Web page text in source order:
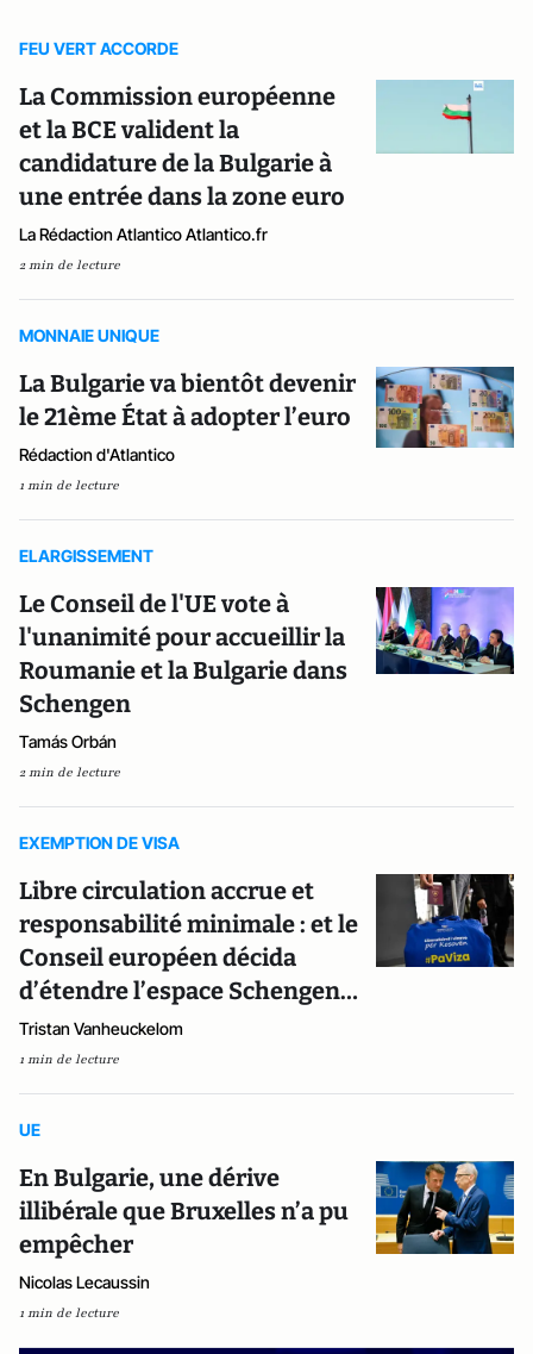
FEU VERT ACCORDE
La Commission européenne
et la BCE valident la
candidature de la Bulgarie à
une entrée dans la zone euro
La Rédaction Atlantico Atlantico.fr
2 min de lecture
MONNAIE UNIQUE
La Bulgarie va bientôt devenir
le 21ème État à adopter l’euro
Rédaction d'Atlantico
1 min de lecture
ELARGISSEMENT
Le Conseil de l'UE vote à
l'unanimité pour accueillir la
Roumanie et la Bulgarie dans
Schengen
Tamás Orbán
2 min de lecture
EXEMPTION DE VISA
Libre circulation accrue et
responsabilité minimale : et le
Conseil européen décida
d’étendre l’espace Schengen…
Tristan Vanheuckelom
1 min de lecture
UE
En Bulgarie, une dérive
illibérale que Bruxelles n’a pu
empêcher
Nicolas Lecaussin
1 min de lecture